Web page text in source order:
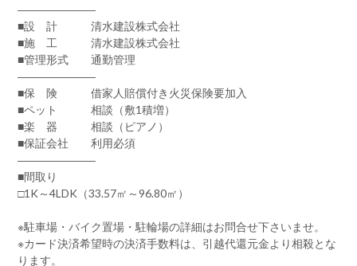
―――――――
■設 計 清水建設株式会社
■施 工 清水建設株式会社
■管理形式 通勤管理
―――――――
■保 険 借家人賠償付き火災保険要加入
■ペット 相談（敷1積増）
■楽 器 相談（ピアノ）
■保証会社 利用必須
―――――――
■間取り
□1K～4LDK（33.57㎡～96.80㎡）
※駐車場・バイク置場・駐輪場の詳細はお問合せ下さいませ。
※カード決済希望時の決済手数料は、引越代還元金より相殺とな
ります。